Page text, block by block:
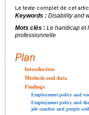
Le texte complet de cet
Keywords : Disability and
Mots clés : Le handicap et
professionnelle
Plan
Introduction
Methods and data
Findings
Employment policy and
Employment policy and
job coaches and people